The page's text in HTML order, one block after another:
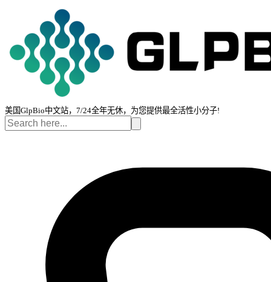
美国GlpBio中文站，7/24全年无休，为您提供最全活性小分子!